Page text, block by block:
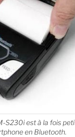
S230i est à la fois
en Bluetooth.